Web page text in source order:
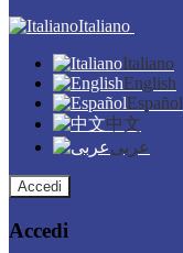
Italiano
Italiano
English
Español
中文
عربى
Accedi
Accedi